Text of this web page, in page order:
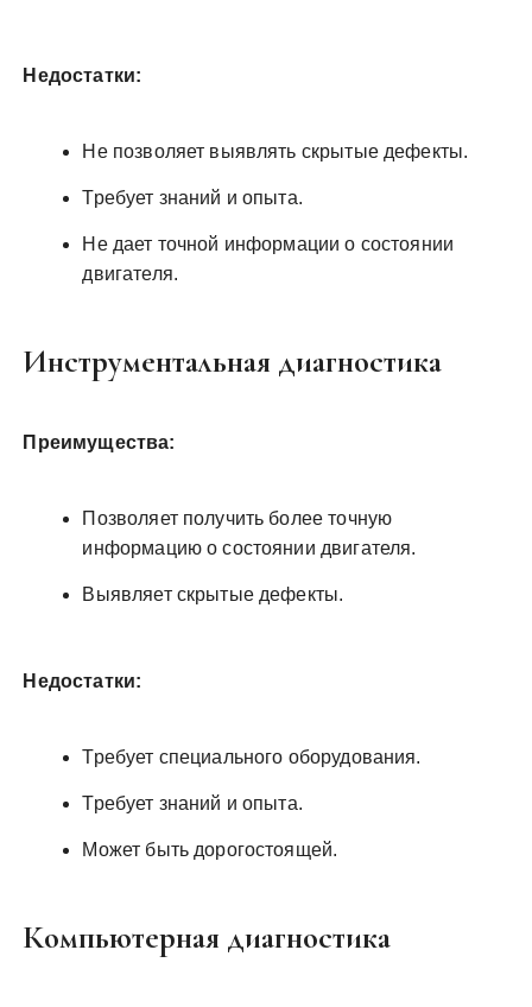
Недостатки:
Не позволяет выявлять скрытые дефекты.
Требует знаний и опыта.
Не дает точной информации о состоянии
двигателя.
Инструментальная диагностика
Преимущества:
Позволяет получить более точную
информацию о состоянии двигателя.
Выявляет скрытые дефекты.
Недостатки:
Требует специального оборудования.
Требует знаний и опыта.
Может быть дорогостоящей.
Компьютерная диагностика